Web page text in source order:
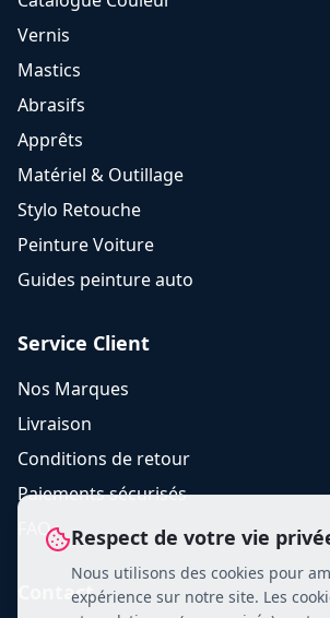
Vernis
Mastics
Abrasifs
Apprêts
Matériel & Outillage
Stylo Retouche
Peinture Voiture
Guides peinture auto
Service Client
Nos Marques
Livraison
Conditions de retour
Paiements sécurisés
FAQ
Contact
Respect de votre vie
Nous utilisons des cookies pour
expérience sur notre site. Les